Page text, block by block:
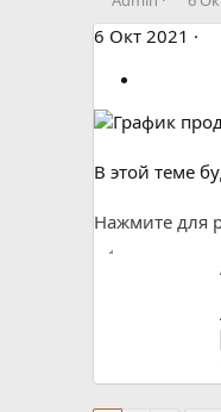
в
т
е
ы
а
ч
л
6 Окт 2021
В этой теме
Нажмите для